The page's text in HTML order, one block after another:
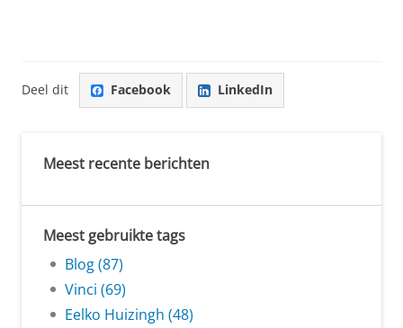
Deel dit Facebook LinkedIn
Meest recente berichten
Meest gebruikte tags
Blog (87)
Vinci (69)
Eelko Huizingh (48)